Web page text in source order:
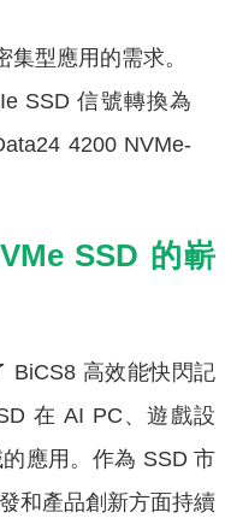
型應用的需求。
SSD 信號轉換為
4200 NVMe-
SSD 的嶄
BiCS8 高效能快閃記
在 AI PC、遊戲設
應用。作為 SSD 市
和產品創新方面持續